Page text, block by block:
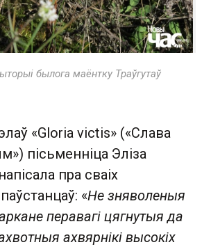
былога маёнтку Траўгутаў
«Gloria victis » («Слава
пісьменніца Эліза
пра сваіх
«Не зняволеныя
перавагі цягнутыя да
ахвярнікі высокіх